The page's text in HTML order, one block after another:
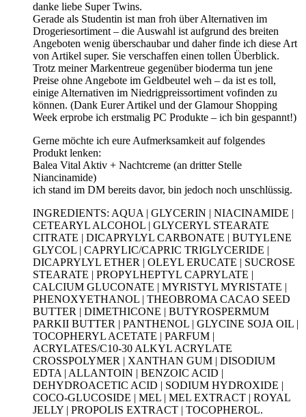
danke liebe Super Twins.
Gerade als Studentin ist man froh über Alternativen im
Drogeriesortiment – die Auswahl ist aufgrund des breiten
Angeboten wenig überschaubar und daher finde ich diese Art
von Artikel super. Sie verschaffen einen tollen Überblick.
Trotz meiner Markentreue gegenüber bioderma tun jene
Preise ohne Angebote im Geldbeutel weh – da ist es toll,
einige Alternativen im Niedrigpreissortiment vofinden zu
können. (Dank Eurer Artikel und der Glamour Shopping
Week erprobe ich erstmalig PC Produkte – ich bin gespannt!)
Gerne möchte ich eure Aufmerksamkeit auf folgendes
Produkt lenken:
Balea Vital Aktiv + Nachtcreme (an dritter Stelle
Niancinamide)
ich stand im DM bereits davor, bin jedoch noch unschlüssig.
INGREDIENTS: AQUA | GLYCERIN | NIACINAMIDE |
CETEARYL ALCOHOL | GLYCERYL STEARATE
CITRATE | DICAPRYLYL CARBONATE | BUTYLENE
GLYCOL | CAPRYLIC/CAPRIC TRIGLYCERIDE |
DICAPRYLYL ETHER | OLEYL ERUCATE | SUCROSE
STEARATE | PROPYLHEPTYL CAPRYLATE |
CALCIUM GLUCONATE | MYRISTYL MYRISTATE |
PHENOXYETHANOL | THEOBROMA CACAO SEED
BUTTER | DIMETHICONE | BUTYROSPERMUM
PARKII BUTTER | PANTHENOL | GLYCINE SOJA OIL |
TOCOPHERYL ACETATE | PARFUM |
ACRYLATES/C10-30 ALKYL ACRYLATE
CROSSPOLYMER | XANTHAN GUM | DISODIUM
EDTA | ALLANTOIN | BENZOIC ACID |
DEHYDROACETIC ACID | SODIUM HYDROXIDE |
COCO-GLUCOSIDE | MEL | MEL EXTRACT | ROYAL
JELLY | PROPOLIS EXTRACT | TOCOPHEROL.